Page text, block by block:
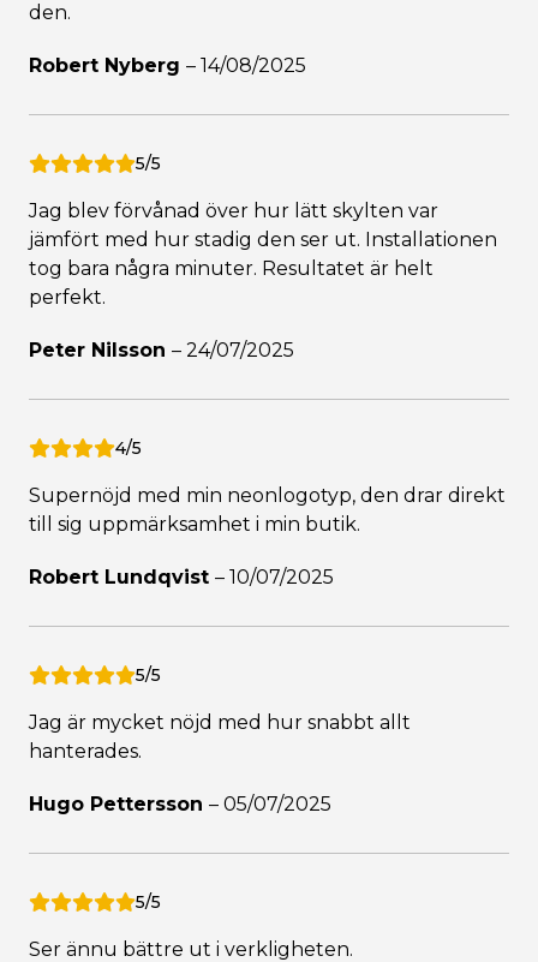
den.
Robert Nyberg – 14/08/2025
5/5
Jag blev förvånad över hur lätt skylten var
jämfört med hur stadig den ser ut. Installationen
tog bara några minuter. Resultatet är helt
perfekt.
Peter Nilsson – 24/07/2025
4/5
Supernöjd med min neonlogotyp, den drar direkt
till sig uppmärksamhet i min butik.
Robert Lundqvist – 10/07/2025
5/5
Jag är mycket nöjd med hur snabbt allt
hanterades.
Hugo Pettersson – 05/07/2025
5/5
Ser ännu bättre ut i verkligheten.